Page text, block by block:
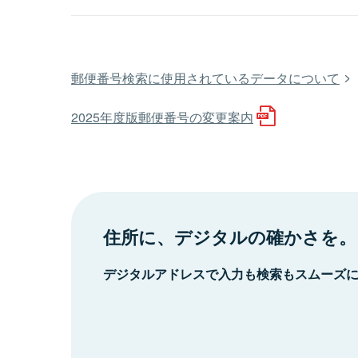
郵便番号検索に使用されているデータについて
2025年度版郵便番号の変更案内
住所に、デジタルの確かさを。
デジタルアドレスで入力も検索もスムーズ